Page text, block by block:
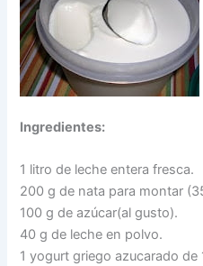
Ingredientes:
1 litro de leche entera fresca.
200 g de nata para montar
100 g de azúcar(al gusto).
40 g de leche en polvo.
1 yogurt griego azucarado